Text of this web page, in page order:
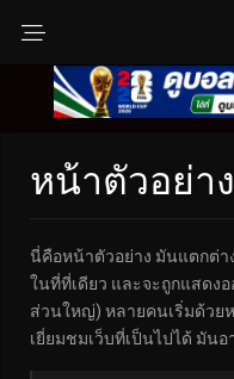
หน้าตัวอย่าง
นี่คือหน้าตัวอย่าง มันแตกต่า
ในที่ที่เดียว และจะถูกแสดง
ส่วนใหญ่) หลายคนเริ่มด้วย
เยี่ยมชมเว็บที่เป็นไปได้ มัน